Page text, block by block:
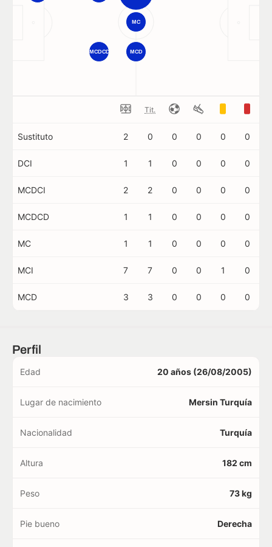
MCD
MCDCD
MC
Tit.
Sustituto 2 0 0 0 0 0
DCI 1 1 0 0 0 0
MCDCI 2 2 0 0 0 0
MCDCD 1 1 0 0 0 0
MC 1 1 0 0 0 0
MCI 7 7 0 0 1 0
MCD 3 3 0 0 0 0
Perfil
Edad 20 años (26/08/2005)
Lugar de nacimiento Mersin Turquía
Nacionalidad Turquía
Altura 182 cm
Peso 73 kg
Pie bueno Derecha